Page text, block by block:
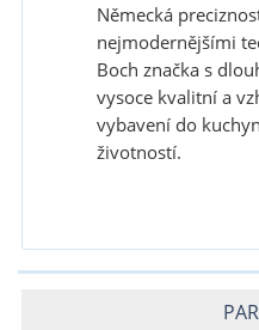
Německá
nejmodernějšími
Boch značka s
vysoce kvalitní a
vybavení do
životností.